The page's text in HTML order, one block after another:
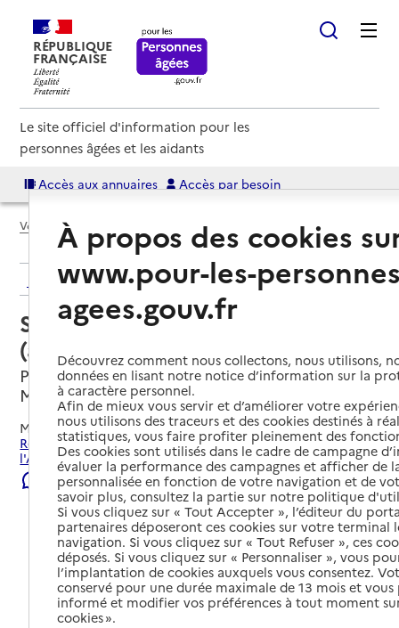
RÉPUBLIQUE
FRANÇAISE
Le site officiel d'information pour les
personnes âgées et les aidants
Accès aux annuaires Accès par besoin
Voir le fil d’Ariane
Retour aux résultats de l'annuaire
Service autonomie à domicile
(aide) – Services ADMR
Pont-l'Abbé-d'Arnoult, CHARENTE-
MARITIME
Mis à jour le22/07/2026
Rechercher les établissements et services autour de Pont-
l'Abbé-d'Arnoult.
Signaler une erreur
À propos des cookies
www.pour-les-
agees.gouv.fr
Découvrez comment nous collectons, nous utilisons,
données en lisant notre notice d’information sur la
à caractère personnel.
Afin de mieux vous servir et d’améliorer votre
nous utilisons des traceurs et des cookies destinés à
statistiques, vous faire profiter pleinement des
Des cookies sont utilisés dans le cadre de campagne
évaluer la performance des campagnes et afficher de
personnalisée en fonction de votre navigation et de
savoir plus, consultez la partie sur notre politique
Si vous cliquez sur « Tout Accepter », l’éditeur du
partenaires déposeront ces cookies sur votre terminal
navigation. Si vous cliquez sur « Tout Refuser », ces
déposés. Si vous cliquez sur « Personnaliser », vous
l’implantation de cookies auxquels vous consentez.
conservé pour une durée maximale de 13 mois et
informé et modifier vos préférences à tout moment
cookies ».